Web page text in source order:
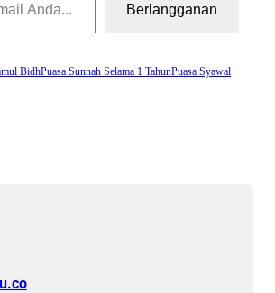
Berlangganan
BidhPuasa Sunnah Selama 1 TahunPuasa Syawal